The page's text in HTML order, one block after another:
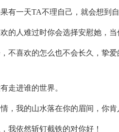
有一天TA不理自己，就会想到自
的人难过时你会选择安慰她，
不喜欢的怎么也不会长久，挚
走进谁的世界。
，我的山水落在你的眉间，你肯
我依然斩钉截铁的对你好！